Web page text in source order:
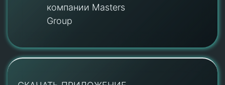
компании Masters
Group